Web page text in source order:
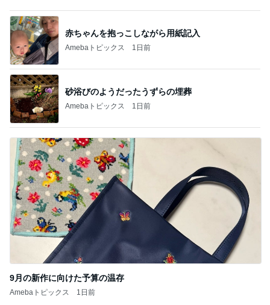
砂浴びのようだったうずらの埋葬
Amebaトピックス 1日前
9月の新作に向けた予算の温存
Amebaトピックス 1日前
記事を読む